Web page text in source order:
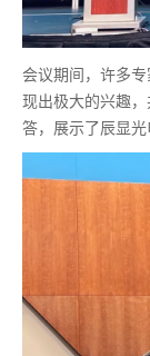
会议期间，许多
现出极大的兴趣
答，展示了辰显